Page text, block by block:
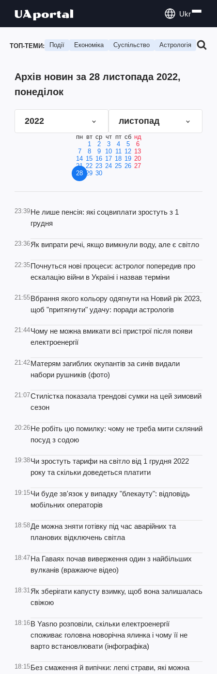
Ukr
ТОП-ТЕМИ: Події Економіка Суспільство Астрологія
Архів новин за 28 листопада 2022,
понеділок
2022 листопад
пн вт ср чт пт сб нд
1
2 3 4 5
6
7
8 9 10 11 12 13
14 15 16 17 18 19 20
21 22 23 24 25 26 27
28 29 30
23:39Не лише пенсія: які соцвиплати зростуть з 1
грудня
23:36Як випрати речі, якщо вимкнули воду, але є світло
22:35Почнуться нові процеси: астролог попередив про
ескалацію війни в Україні і назвав терміни
21:55Вбрання якого кольору одягнути на Новий рік 2023,
щоб "притягнути" удачу: поради астрологів
21:44Чому не можна вмикати всі пристрої після появи
електроенергії
21:42Матерям загиблих окупантів за синів видали
набори рушників (фото)
21:07Стилістка показала трендові сумки на цей зимовий
сезон
20:26Не робіть цю помилку: чому не треба мити скляний
посуд з содою
19:38Чи зростуть тарифи на світло від 1 грудня 2022
року та скільки доведеться платити
19:15Чи буде зв'язок у випадку "блекауту": відповідь
мобільних операторів
18:58Де можна зняти готівку під час аварійних та
планових відключень світла
18:47На Гаваях почав виверження один з найбільших
вулканів (вражаюче відео)
18:31Як зберігати капусту взимку, щоб вона залишалась
свіжою
18:16В Yasno розповіли, скільки електроенергії
споживає головна новорічна ялинка і чому її не
варто встановлювати (інфографіка)
18:15Без смаження й випічки: легкі страви, які можна